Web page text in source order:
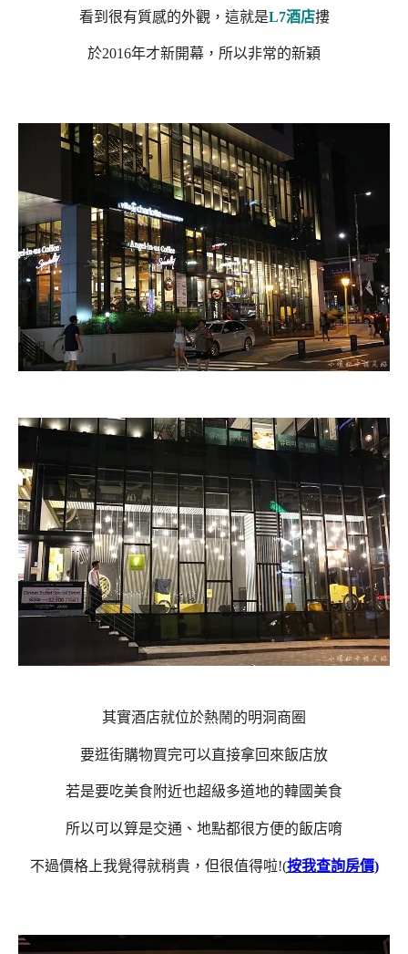
看到很有質感的外觀，這就是L7酒店摟
於2016年才新開幕，所以非常的新穎
其實酒店就位於熱鬧的明洞商圈
要逛街購物買完可以直接拿回來飯店放
若是要吃美食附近也超級多道地的韓國美食
所以可以算是交通、地點都很方便的飯店唷
不過價格上我覺得就稍貴，但很值得啦!(按我查詢房價)